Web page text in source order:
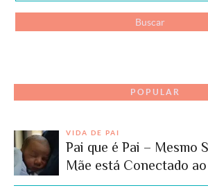
POPULAR
VIDA DE PAI
Pai que é Pai – Mesmo
Mãe está Conectado